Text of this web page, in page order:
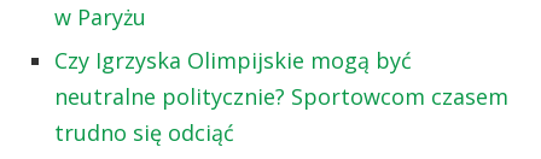
w Paryżu
Czy Igrzyska Olimpijskie mogą być
neutralne politycznie? Sportowcom czasem
trudno się odciąć